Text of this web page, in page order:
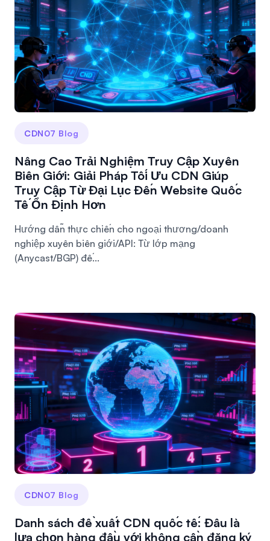
CDN07 Blog
Nâng Cao Trải Nghiệm Truy Cập Xuyên
Biên Giới: Giải Pháp Tối Ưu CDN Giúp
Truy Cập Từ Đại Lục Đến Website Quốc
Tế Ổn Định Hơn
Hướng dẫn thực chiến cho ngoại thương/doanh
nghiệp xuyên biên giới/API: Từ lớp mạng
(Anycast/BGP) đế...
CDN07 Blog
Danh sách đề xuất CDN quốc tế: Đâu là
lựa chọn hàng đầu với không cần đăng ký